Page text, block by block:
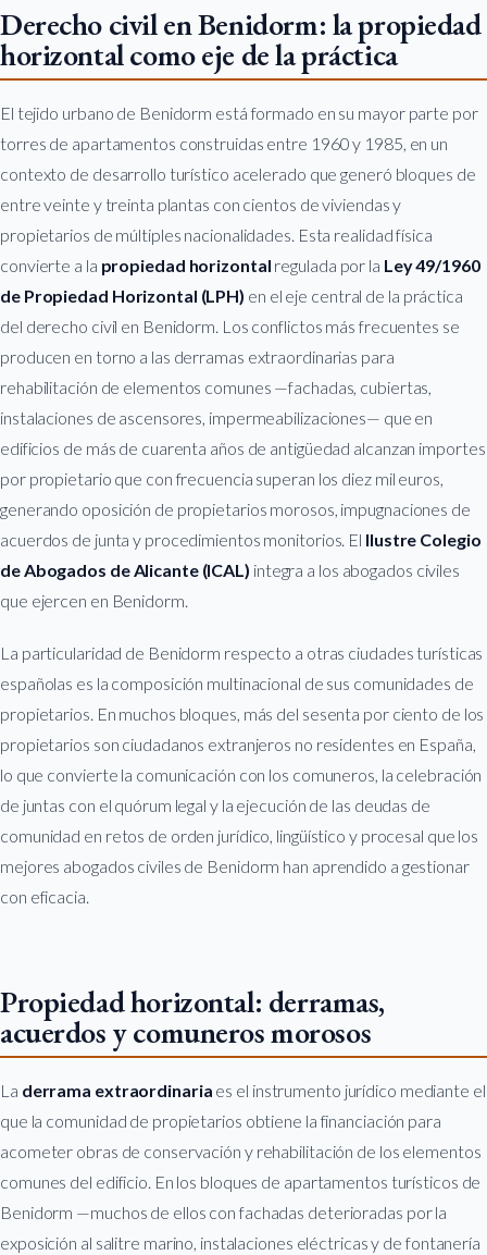
Derecho civil en Benidorm: la propiedad
horizontal como eje de la práctica
El tejido urbano de Benidorm está formado en su mayor parte por
torres de apartamentos construidas entre 1960 y 1985, en un
contexto de desarrollo turístico acelerado que generó bloques de
entre veinte y treinta plantas con cientos de viviendas y
propietarios de múltiples nacionalidades. Esta realidad física
convierte a la propiedad horizontal regulada por la Ley 49/1960
de Propiedad Horizontal (LPH) en el eje central de la práctica
del derecho civil en Benidorm. Los conflictos más frecuentes se
producen en torno a las derramas extraordinarias para
rehabilitación de elementos comunes —fachadas, cubiertas,
instalaciones de ascensores, impermeabilizaciones— que en
edificios de más de cuarenta años de antigüedad alcanzan importes
por propietario que con frecuencia superan los diez mil euros,
generando oposición de propietarios morosos, impugnaciones de
acuerdos de junta y procedimientos monitorios. El Ilustre Colegio
de Abogados de Alicante (ICAL) integra a los abogados civiles
que ejercen en Benidorm.
La particularidad de Benidorm respecto a otras ciudades turísticas
españolas es la composición multinacional de sus comunidades de
propietarios. En muchos bloques, más del sesenta por ciento de los
propietarios son ciudadanos extranjeros no residentes en España,
lo que convierte la comunicación con los comuneros, la celebración
de juntas con el quórum legal y la ejecución de las deudas de
comunidad en retos de orden jurídico, lingüístico y procesal que los
mejores abogados civiles de Benidorm han aprendido a gestionar
con eficacia.
Propiedad horizontal: derramas,
acuerdos y comuneros morosos
La derrama extraordinaria es el instrumento jurídico mediante el
que la comunidad de propietarios obtiene la financiación para
acometer obras de conservación y rehabilitación de los elementos
comunes del edificio. En los bloques de apartamentos turísticos de
Benidorm —muchos de ellos con fachadas deterioradas por la
exposición al salitre marino, instalaciones eléctricas y de fontanería